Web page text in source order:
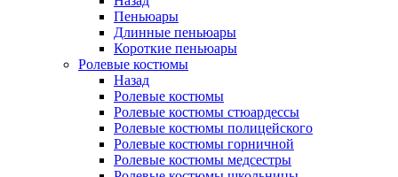
Пеньюары
Длинные пеньюары
Короткие пеньюары
Ролевые костюмы
Назад
Ролевые костюмы
Ролевые костюмы стюардессы
Ролевые костюмы полицейского
Ролевые костюмы горничной
Ролевые костюмы медсестры